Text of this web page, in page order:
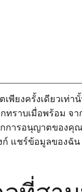
พียงครั้งเดียวเท่
ทราบเมื่อพร้อม จ
การอนุญาตของคุ
ก์ แชร์ข้อมูลของ